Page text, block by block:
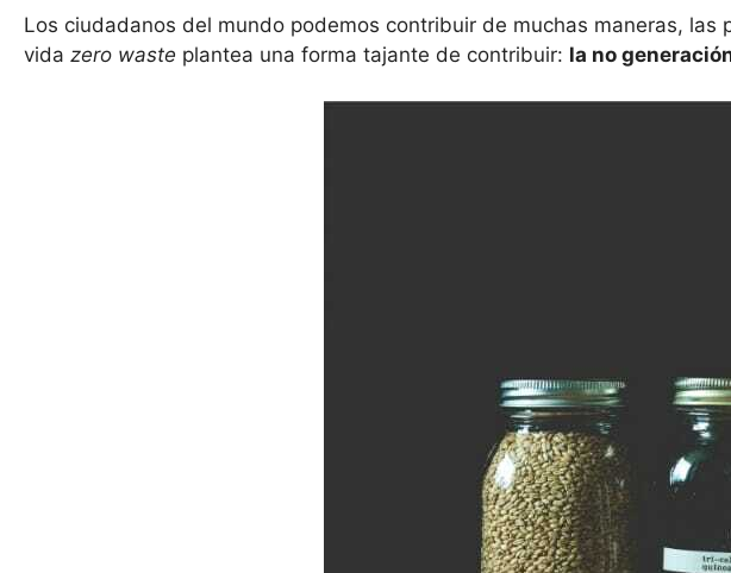
Los ciudadanos del mundo podemos contribuir de muchas maneras,
vida zero waste plantea una forma tajante de contribuir: la no